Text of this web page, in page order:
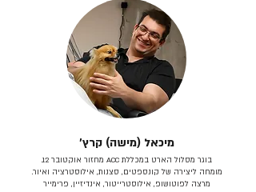
מיכאל (מישה) קרץ׳
בוגר מסלול הארט במכללת ACC מחזור אוקטובר 12.
מומחה ליצירה של קונספטים, סצנות, אילוסטרציה ואיור.
מרצה לפוטושופ, אילוסטרייטור, אינדיזיין, פרימייר